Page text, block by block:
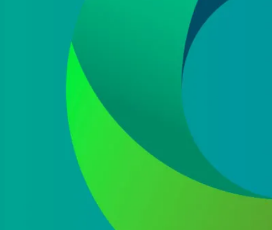
He leído y acepto la
política de protección de
Acepto recibir información comercial sobre las ofertas
y promociones de nuestra empresa (NET QUINTOS, S.L.)
relacionadas con nuestro sector en base a nuestra
política de protección de datos